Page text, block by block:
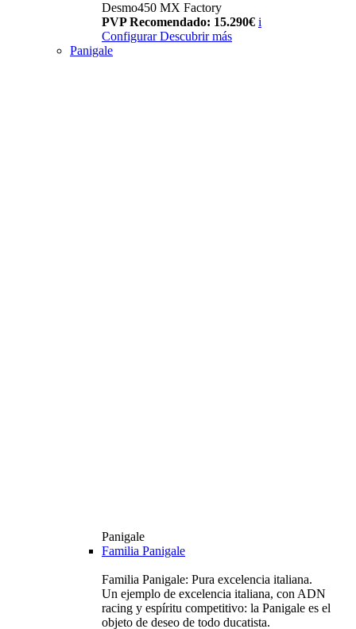
Desmo450 MX Factory
PVP Recomendado: 15.290€ i
Configurar Descubrir más
Panigale
Panigale
Familia Panigale
Familia Panigale: Pura excelencia italiana.
Un ejemplo de excelencia italiana, con ADN
racing y espíritu competitivo: la Panigale es el
objeto de deseo de todo ducatista.